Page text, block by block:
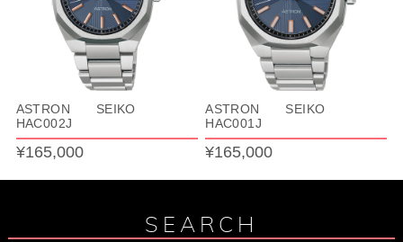
ASTRON SEIKO
HAC002J
¥165,000
ASTRON SEIKO
HAC001J
¥165,000
SEARCH